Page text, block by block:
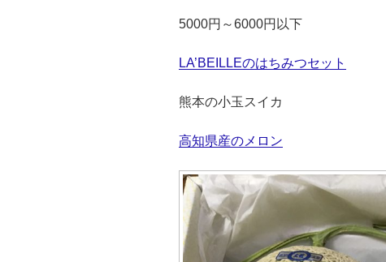
5000円～6000円以下
LA’BEILLEのはちみつセット
熊本の小玉スイカ
高知県産のメロン